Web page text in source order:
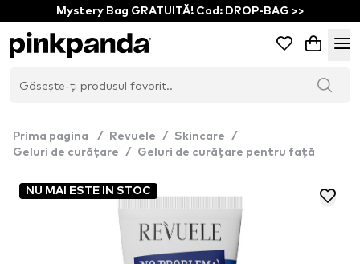
Mystery Bag GRATUITĂ! Cod: DROP-BAG >>
Prima pagina / Revuele / Skincare
/
Geluri de curățare
/ Geluri de curățare pentru față
NU MAI ESTE IN STOC